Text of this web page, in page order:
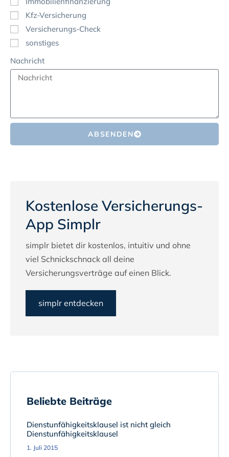
Kfz-Versicherung
Versicherungs-Check
sonstiges
Nachricht
ABSENDEN
Kostenlose Versicherungs-
App Simplr
simplr bietet dir kostenlos, intuitiv und ohne
viel Schnickschnack all deine
Versicherungsverträge auf einen Blick.
simplr entdecken
Beliebte Beiträge
Dienstunfähigkeitsklausel ist nicht gleich
Dienstunfähigkeitsklausel
1. Juli 2015